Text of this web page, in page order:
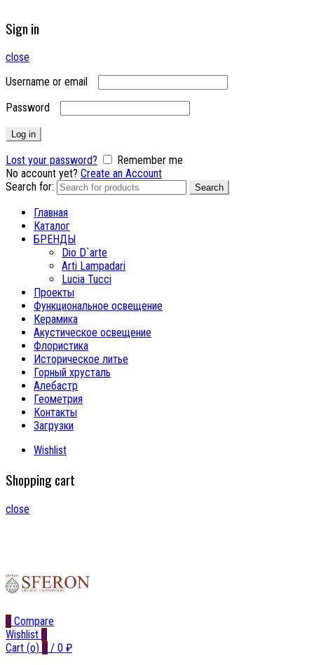
Sign in
close
Username or email
Password
Log in
Lost your password?
Remember me
No account yet? Create an Account
Search for:
Search
Главная
Каталог
БРЕНДЫ
Dio D`arte
Arti Lampadari
Lucia Tucci
Проекты
Функциональное освещение
Керамика
Акустическое освещение
Флористика
Историческое литье
Горный хрусталь
Алебастр
Геометрия
Контакты
Загрузки
Wishlist
Shopping cart
close
0 Compare
Wishlist 0
Cart (o) 0 / 0 ₽